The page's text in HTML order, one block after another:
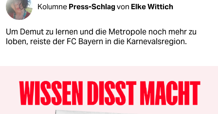
Kolumne Press-Schlagvon Elke Wittich
Um Demut zu lernen und die Metropole noch mehr zu
loben, reiste der FC Bayern in die Karnevalsregion.